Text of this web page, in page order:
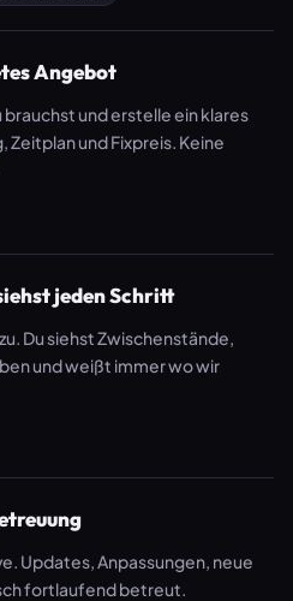
Angebot
brauchst und erstelle ein klares
und Fixpreis. Keine
jeden Schritt
Du siehst Zwischenstände,
und weißt immer wo wir
Updates, Anpassungen, neue
fortlaufend betreut.